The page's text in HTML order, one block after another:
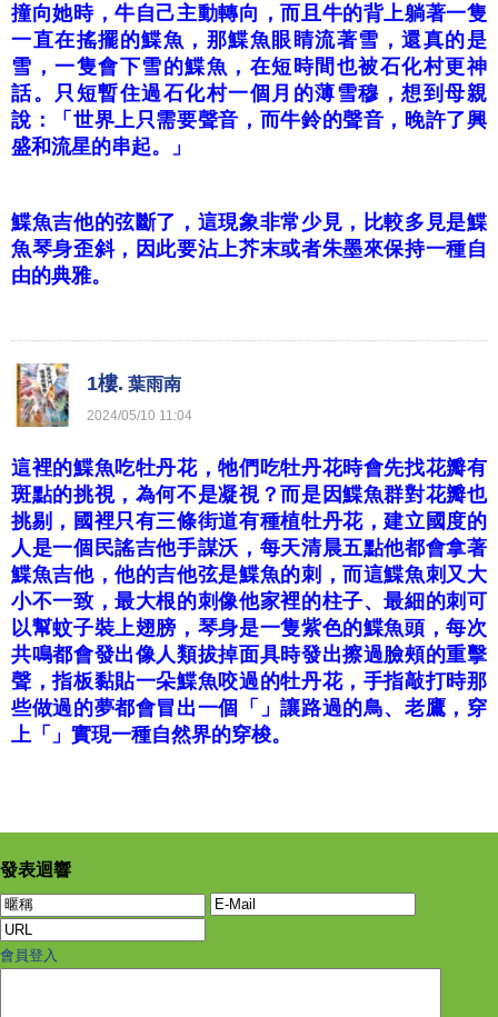
撞向她時，牛自己主動轉向，而且牛的背上躺著一隻
一直在搖擺的鰈魚，那鰈魚眼睛流著雪，還真的是
雪，一隻會下雪的鰈魚，在短時間也被石化村更神
話。只短暫住過石化村一個月的薄雪穆，想到母親
說：「世界上只需要聲音，而牛鈴的聲音，晚許了興
盛和流星的串起。」
鰈魚吉他的弦斷了，這現象非常少見，比較多見是鰈
魚琴身歪斜，因此要沾上芥末或者朱墨來保持一種自
由的典雅。
1樓. 葉雨南
2024/05/10 11:04
這裡的鰈魚吃牡丹花，牠們吃牡丹花時會先找花瓣有
斑點的挑視，為何不是凝視？而是因鰈魚群對花瓣也
挑剔，國裡只有三條街道有種植牡丹花，建立國度的
人是一個民謠吉他手謀沃，每天清晨五點他都會拿著
鰈魚吉他，他的吉他弦是鰈魚的刺，而這鰈魚刺又大
小不一致，最大根的刺像他家裡的柱子、最細的刺可
以幫蚊子裝上翅膀，琴身是一隻紫色的鰈魚頭，每次
共鳴都會發出像人類拔掉面具時發出擦過臉頰的重擊
聲，指板黏貼一朵鰈魚咬過的牡丹花，手指敲打時那
些做過的夢都會冒出一個「」讓路過的鳥、老鷹，穿
上「」實現一種自然界的穿梭。
發表迴響
會員登入